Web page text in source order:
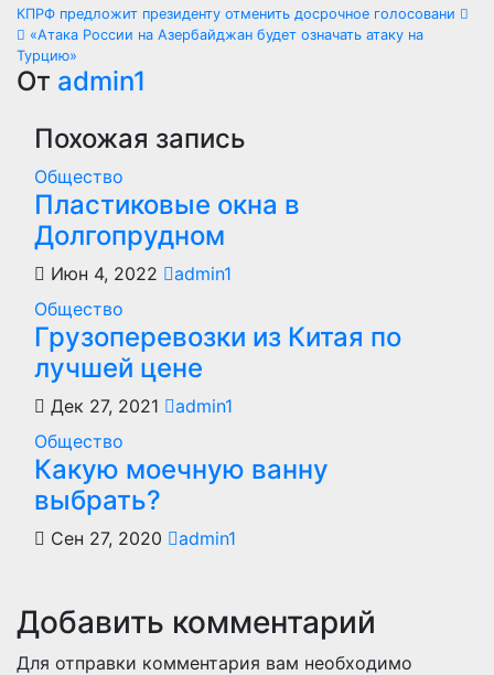
Навигация
по
записям
КПРФ предложит президенту отменить досрочное голосовани
«Атака России на Азербайджан будет означать атаку на
Турцию»
От admin1
Похожая запись
Общество
Пластиковые окна в
Долгопрудном
Июн 4, 2022
admin1
Общество
Грузоперевозки из Китая по
лучшей цене
Дек 27, 2021
admin1
Общество
Какую моечную ванну
выбрать?
Сен 27, 2020 admin1
Добавить комментарий
Для отправки комментария вам необходимо